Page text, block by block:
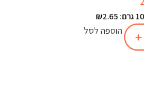
הוספה לסל